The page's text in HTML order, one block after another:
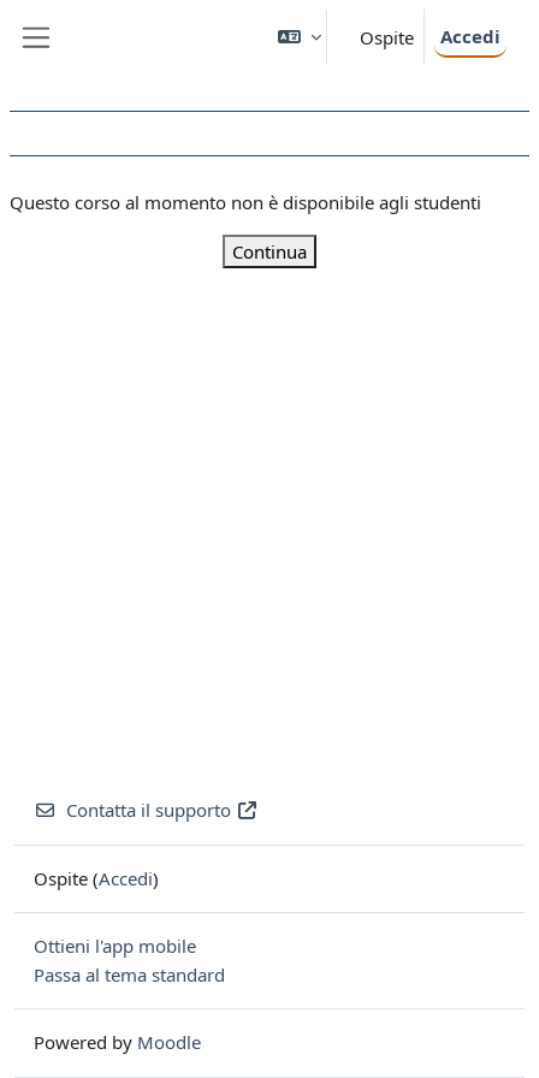
Ospite Accedi
Questo corso al momento non è disponibile agli studenti
Continua
Contatta il supporto
Ospite (Accedi)
Ottieni l'app mobile
Passa al tema standard
Powered by Moodle